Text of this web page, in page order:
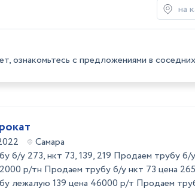
на
ознакомьтесь с предложениями в
Самара
б/у 273, нкт 73, 139, 219 Продаем трубу б/
р/тн Продаем трубу б/у нкт 73 цена
лежалую 139 цена 46000 р/т Продаем